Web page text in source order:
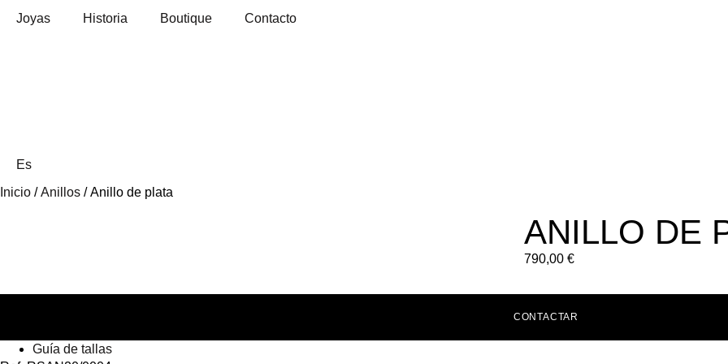
Joyas Historia Boutique Contacto
Es
Inicio /Anillos / Anillo de plata
ANILLO DE
790,00€
CONTACTAR
Guía de tallas